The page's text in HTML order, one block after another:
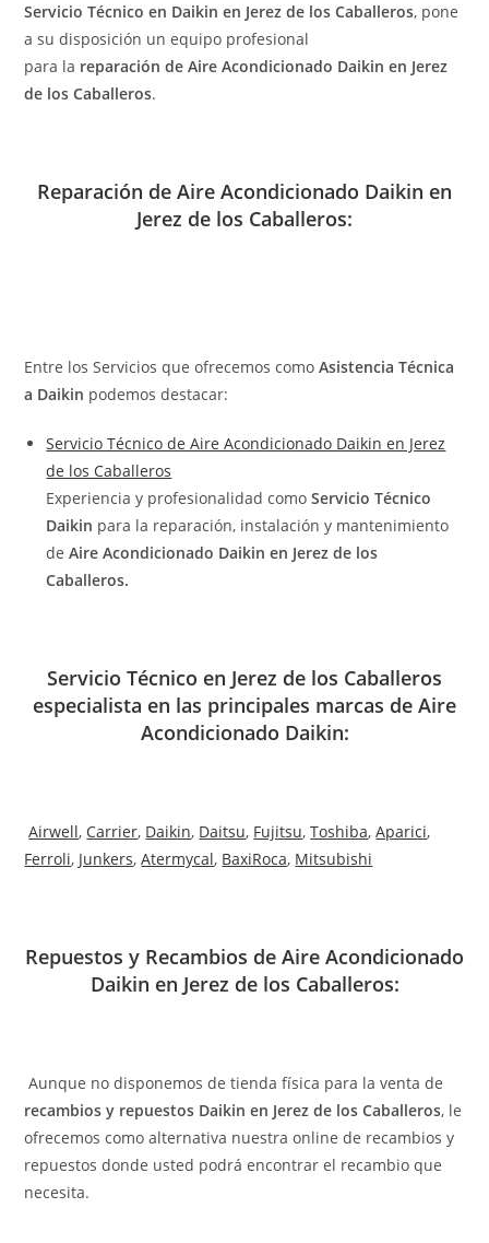
Servicio Técnico en Daikin en Jerez de los Caballeros, pone
a su disposición un equipo profesional
para la reparación de Aire Acondicionado Daikin en Jerez
de los Caballeros.
Reparación de Aire Acondicionado Daikin en
Jerez de los Caballeros:
Entre los Servicios que ofrecemos comoAsistencia Técnica
a Daikin podemos destacar:
Servicio Técnico de Aire Acondicionado Daikin en Jerez
de los Caballeros
Experiencia y profesionalidad comoServicio Técnico
Daikin para la reparación, instalación y mantenimiento
deAire Acondicionado Daikin en Jerez de los
Caballeros.
Servicio Técnico en Jerez de los Caballeros
especialista en las principales marcas de Aire
Acondicionado Daikin:
Airwell, Carrier, Daikin, Daitsu, Fujitsu,Toshiba,Aparici,
Ferroli, Junkers,Atermycal, BaxiRoca, Mitsubishi
Repuestos y Recambios de Aire Acondicionado
Daikin en Jerez de los Caballeros:
Aunque no disponemos de tienda física para la venta de
recambios y repuestos Daikin en Jerez de los Caballeros, le
ofrecemos como alternativa nuestra online de recambios y
repuestos donde usted podrá encontrar el recambio que
necesita.